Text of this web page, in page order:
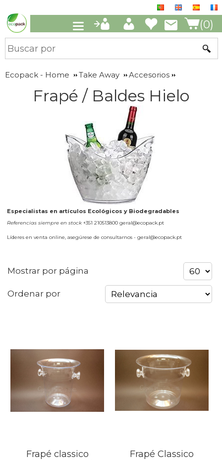
(0)
Ecopack - Home Take Away Accesorios
Frapé / Baldes Hielo
Especialistas en artículos Ecológicos y Biodegradables
Referencias siempre en stock +351 210513800 geral@ecopack.pt
Líderes en venta online, asegúrese de consultarnos - geral@ecopack.pt
Mostrar por página
Ordenar por
Frapé classico
Frapé Classico